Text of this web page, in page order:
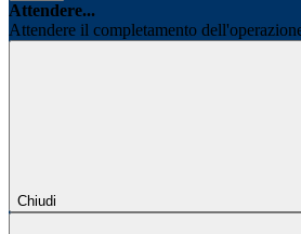
Attendere...
Attendere il completamento
Chiudi